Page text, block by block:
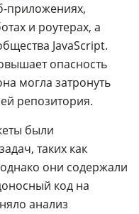
приложениях,
и роутерах, а
JavaScript.
опасность
могла затронуть
репозитория.
были
таких как
они содержали
код на
анализ